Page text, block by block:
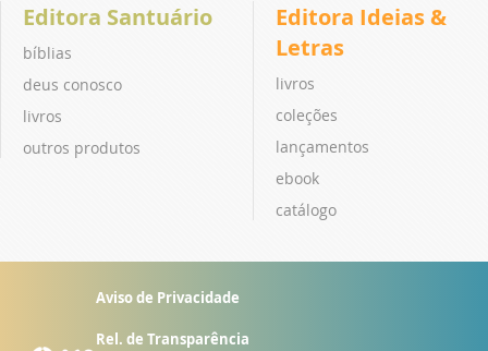
Editora Santuário
bíblias
deus conosco
livros
outros produtos
Editora Ideias &
Letras
livros
coleções
lançamentos
ebook
catálogo
Aviso de Privacidade
Rel. de Transparência